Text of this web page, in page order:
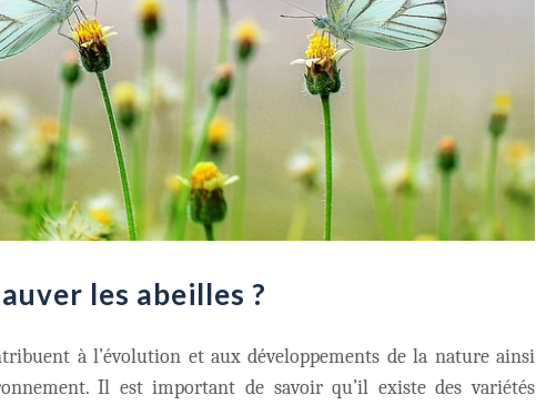
les abeilles ?
à l’évolution et aux développements de la nature ainsi
Il est important de savoir qu’il existe des variétés